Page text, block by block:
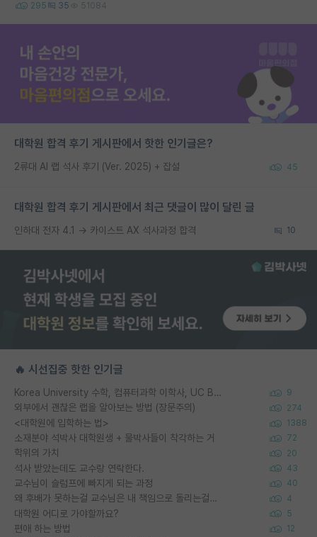
295 35 51084
대학원 합격 후기 게시판에서 핫한 인기글은?
2류대 AI 랩 석사 후기 (Ver. 2025) + 잡설 45
대학원 합격 후기 게시판에서 최근 댓글이 많이 달린 글
인하대 전자 4.1 → 카이스트 AX 석사과정 합격 10
🔥 시선집중 핫한 인기글
Korea University 수학, 컴퓨터과학 이학사, UC Berkeley 산업공학 대학원 공학박사가 되는 것은 쉽지 않겠죠? 9
외부에서 괜찮은 랩을 알아보는 방법 (장문주의) 274
<대학원에 입학하는 법> 1388
소재분야 석박사 대학원생 + 물박사들이 착각하는 거 72
학위의 가치 20
석사 받았는데도 교수랑 연락한다. 43
교수님이 슬럼프에 빠지게 되는 과정 40
왜 후배가 못하는걸 교수님은 내 책임으로 돌리는걸까요? 4
대학원 어디로 가야할까요? 5
편애 하는 방법 12